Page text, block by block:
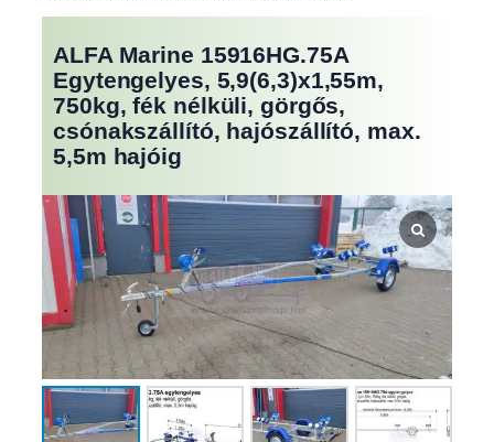
ALFA Marine 15916HG.75A
Egytengelyes, 5,9(6,3)x1,55m,
750kg, fék nélküli, görgős,
csónakszállító, hajószállító, max.
5,5m hajóig